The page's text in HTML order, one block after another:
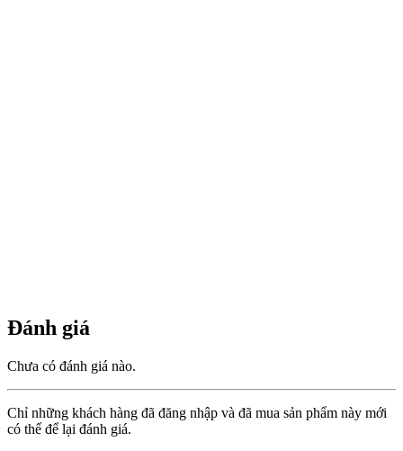
Đánh giá
Chưa có đánh giá nào.
Chỉ những khách hàng đã đăng nhập và đã mua sản phẩm này mới
có thể để lại đánh giá.